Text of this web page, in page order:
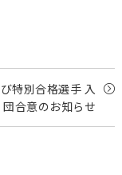
特別合格選手 入
団合意のお知らせ